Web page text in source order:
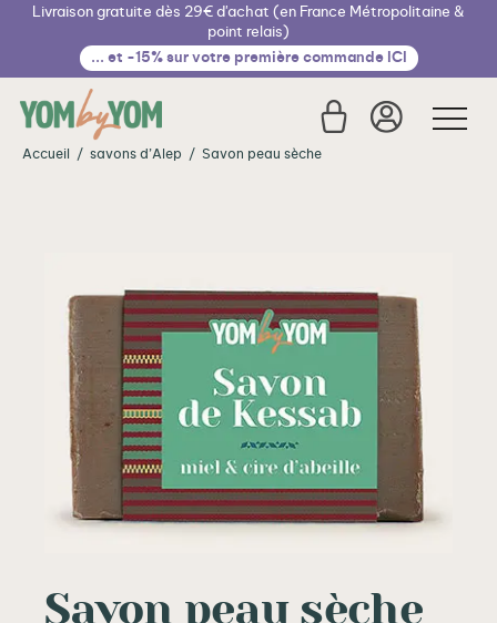
Livraison gratuite dès 29€ d'achat (en France Métropolitaine &
point relais)
... et -15% sur votre première commande ICI
Accueil / savons d’Alep / Savon peau sèche
Savon peau sèche
Cookies management panel